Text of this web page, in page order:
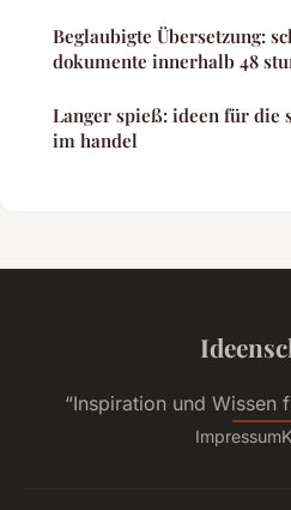
Beglaubigte Übersetzung:
dokumente innerhalb 48
Langer spieß: ideen für die
im handel
“Inspiration und Wissen
Impressum